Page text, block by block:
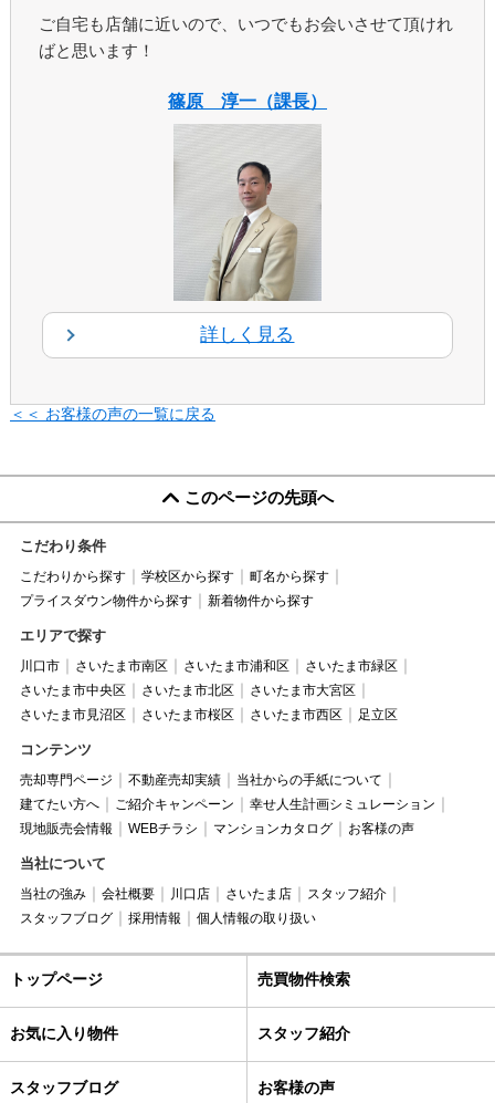
ご自宅も店舗に近いので、いつでもお会いさせて頂けれ
ばと思います！
篠原 淳一（課長）
詳しく見る
＜＜ お客様の声の一覧に戻る
このページの先頭へ
こだわり条件
こだわりから探す 学校区から探す
町名から探す
プライスダウン物件から探す
新着物件から探す
エリアで探す
川口市 さいたま市南区 さいたま市浦和区
さいたま市緑区
さいたま市中央区
さいたま市北区
さいたま市大宮区
さいたま市見沼区
さいたま市桜区 さいたま市西区 足立区
コンテンツ
売却専門ページ 不動産売却実績
当社からの手紙について
建てたい方へ
ご紹介キャンペーン
幸せ人生計画シミュレーション
現地販売会情報
WEBチラシ マンションカタログ お客様の声
当社について
当社の強み 会社概要 川口店 さいたま店
スタッフ紹介
スタッフブログ
採用情報 個人情報の取り扱い
トップページ 売買物件検索
お気に入り物件 スタッフ紹介
スタッフブログ お客様の声